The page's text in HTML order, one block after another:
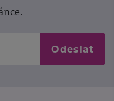
Odeslat